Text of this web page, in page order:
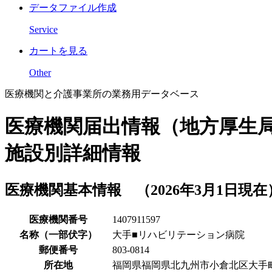
データファイル作成
Service
カートを見る
Other
医療機関と介護事業所の業務用データベース
医療機関届出情報（地方厚生局
施設別詳細情報
医療機関基本情報 （2026年3月1日現在
医療機関番号
1407911597
名称（一部伏字）
大手■リハビリテーション病院
郵便番号
803-0814
所在地
福岡県福岡県北九州市小倉北区大手